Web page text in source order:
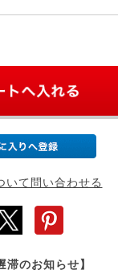
いて問い合わせる
滞のお知らせ】